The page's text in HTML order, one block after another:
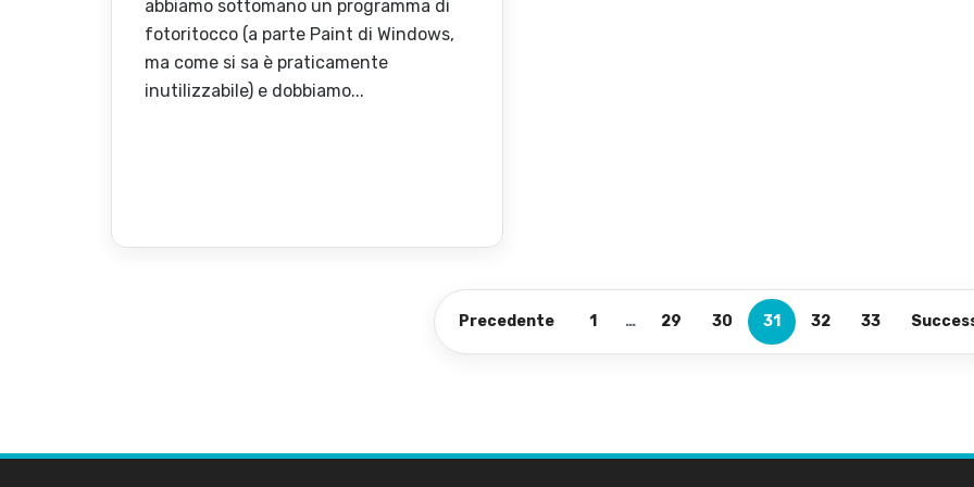
abbiamo sottomano un programma di
fotoritocco (a parte Paint di Windows,
ma come si sa è praticamente
inutilizzabile) e dobbiamo...
Precedente 1 … 29 30 31 32 33